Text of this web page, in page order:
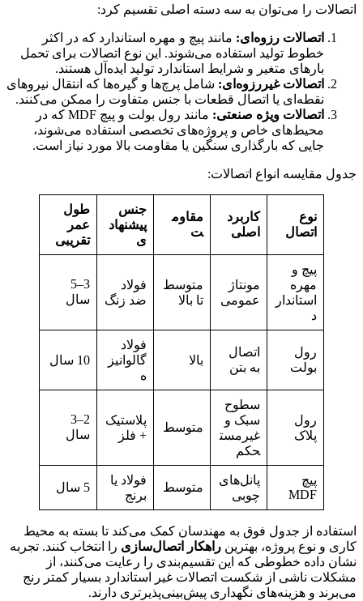
اتصالات را می‌توان به سه دسته اصلی تقسیم کرد:
اتصالات رزوه‌ای: مانند پیچ و مهره استاندارد که در اکثر
خطوط تولید استفاده می‌شوند. این نوع اتصالات برای تحمل
بارهای متغیر و شرایط استاندارد تولید ایده‌آل هستند.
اتصالات غیررزوه‌ای: شامل پرچ‌ها و گیره‌ها که انتقال نیروهای
نقطه‌ای یا اتصال قطعات با جنس متفاوت را ممکن می‌کنند.
اتصالات ویژه صنعتی:
مانند رول بولت و پیچ MDF که در
محیط‌های خاص و پروژه‌های تخصصی استفاده می‌شوند،
جایی که بارگذاری سنگین یا مقاومت بالا مورد نیاز است.
جدول مقایسه انواع اتصالات:
نوع
اتصال
کاربرد
اصلی
مقاوم
ت
جنس
پیشنهاد
ی
طول
عمر
تقریبی
پیچ و
مهره
استاندار
د
مونتاژ
عمومی
متوسط
تا بالا
فولاد
ضد زنگ
3–5
سال
رول
بولت
اتصال
به بتن
بالا
فولاد
گالوانیز
ه
10 سال
رول
پلاک
سطوح
سبک و
غیرمست
حکم
متوسط
پلاستیک
+ فلز
2–3
سال
پیچ
MDF
پانل‌های
چوبی
متوسط
فولاد یا
برنج
5 سال
استفاده از جدول فوق به مهندسان کمک می‌کند تا بسته به محیط
کاری و نوع پروژه، بهترین راهکار اتصال‌سازی را انتخاب کنند. تجربه
نشان داده خطوطی که این تقسیم‌بندی را رعایت می‌کنند، از
مشکلات ناشی از شکست اتصالات غیر استاندارد بسیار کمتر رنج
می‌برند و هزینه‌های نگهداری پیش‌بینی‌پذیرتری دارند.